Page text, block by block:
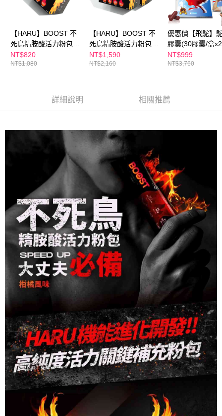
購買商品的店家。未經商家同意取消之訂單仍視為有效，需透過AFTEE先享
後付繳納相關費用。
※ 交易是否成功請以「AFTEE先享後付 」之結帳頁面顯示為準，若有關於
是否繳費成功／繳費後需取消欲退款等相關疑問，請聯繫「AFTEE先享後付
客戶支援中心」https://netprotections.freshdesk.com/support/home
【注意事項】
１．透過由恩沛科技股份有限公司提供之「AFTEE先享後付」服務完成之交
２．關於個人資料處理事宜，請瀏覽以下網址：
https://aftee.tw/terms/#terms3
任。
４．使用「AFTEE先享後付」時，將依據個別帳號之用戶狀況，依本公司即
時審查核予不同之上限額度；若仍有額度不足之情形，本公司將視審查結果
請求用戶進行身份認證。
５．嚴禁一人註冊多個帳號或使用他人資訊註冊。若發現惡意使用之情形，
恩沛科技股份有限公司將有權停止該用戶之使用額度並採取法律行動。
每筆NT$100，滿NT$600(含以上)免運費
每筆NT$100，滿NT$600(含以上)免運費
7-11付款取貨
每筆NT$100，滿NT$600(含以上)免運費
每筆NT$100，滿NT$600(含以上)免運費
每筆NT$100，滿NT$600(含以上)免運費
每筆NT$150，滿NT$1,500(含以上)免運費
【HARU】BOOST 不
死鳥精胺酸活力粉包
7.5g x20條/盒
NT$820
NT$1,080
【HARU】BOOST 不
死鳥精胺酸活力粉包
7.5g x20條/盒x2
NT$1,590
NT$2,160
優惠價【飛鴕】
膠囊(30膠囊/盒
NT$999
NT$3,760
詳細說明 相關推薦